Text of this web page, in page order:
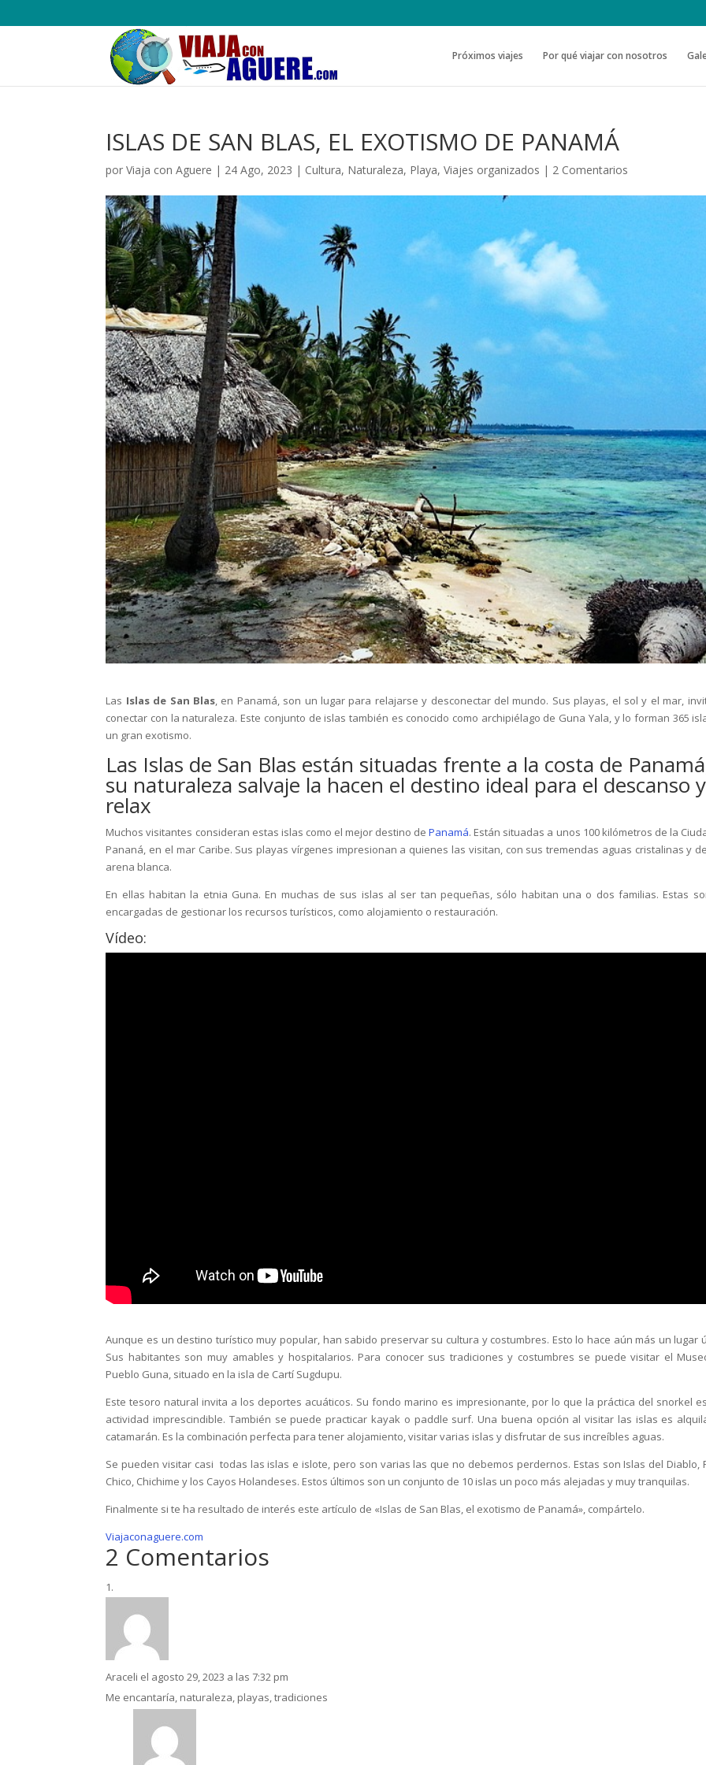
Próximos viajes Por qué viajar con nosotros
ISLAS DE SAN BLAS, EL EXOTISMO DE PANAMÁ
porViaja con Aguere | 24 Ago, 2023 | Cultura, Naturaleza, Playa,Viajes organizados | 2 Comentarios
Las Islas de San Blas, en Panamá, son un lugar para relajarse y desconectar del mundo. Sus playas, el sol y el mar,
conectar con la naturaleza. Este conjunto de islas también es conocido como archipiélago de Guna Yala, y lo forman 365
un gran exotismo.
Las Islas de San Blas están situadas frente a la costa de
su naturaleza salvaje la hacen el destino ideal para el descanso
relax
Muchos visitantes consideran estas islas como el mejor destino dePanamá. Están situadas a unos 100 kilómetros de la
Pananá, en el mar Caribe. Sus playas vírgenes impresionan a quienes las visitan, con sus tremendas aguas cristalinas y
arena blanca.
En ellas habitan la etnia Guna. En muchas de sus islas al ser tan pequeñas, sólo habitan una o dos familias. Estas
encargadas de gestionar los recursos turísticos, como alojamiento o restauración.
Vídeo:
Aunque es un destino turístico muy popular, han sabido preservar su cultura y costumbres. Esto lo hace aún más un lugar
Sus habitantes son muy amables y hospitalarios. Para conocer sus tradiciones y costumbres se puede visitar el
Pueblo Guna, situado en la isla de Cartí Sugdupu.
Este tesoro natural invita a los deportes acuáticos. Su fondo marino es impresionante, por lo que la práctica del snorkel
actividad imprescindible. También se puede practicar kayak o paddle surf. Una buena opción al visitar las islas es
catamarán. Es la combinación perfecta para tener alojamiento, visitar varias islas y disfrutar de sus increíbles aguas.
Se pueden visitar casi todas las islas e islote, pero son varias las que no debemos perdernos. Estas son Islas del Diablo,
Chico, Chichime y los Cayos Holandeses. Estos últimos son un conjunto de 10 islas un poco más alejadas y muy tranquilas.
Finalmente si te ha resultado de interés este artículo de «Islas de San Blas, el exotismo de Panamá», compártelo.
Viajaconaguere.com
2 Comentarios
Araceli el agosto 29, 2023 a las 7:32 pm
Me encantaría, naturaleza, playas, tradiciones